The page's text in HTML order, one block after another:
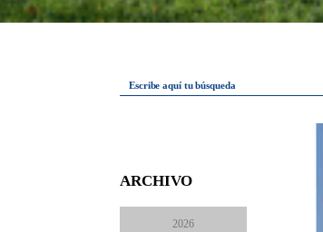
Escribe aquí tu búsqueda
ARCHIVO
2026